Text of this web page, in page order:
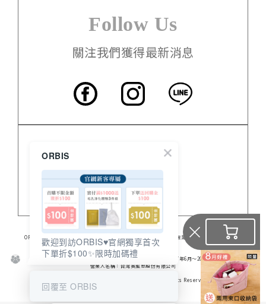
Follow Us
關注我們獲得最新消息
門市資訊
關於 ORBIS
ORBIS日本的專業保養品，提供高品質無油保養品、臉部保養、美白保濕、身體保養及營養食品。
食品業登錄字號：A-128206307-00000-6
※ 2016年 連續兩年No.1
※ 日本媒體《通販新聞》調查結果（銷售業績結算期間：2017年6月～2018年5月）
營業人名稱：台灣奧蜜思股份有限公司
Copyright © 2006-2026 TAIWAN ORBIS All Rights Reserved
ORBIS
歡迎到訪ORBIS♥️官網獨享首次
下單折$100✨限時加碼禮
回覆至 ORBIS